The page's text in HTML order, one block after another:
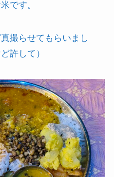
です。
撮らせてもらいまし
許して）